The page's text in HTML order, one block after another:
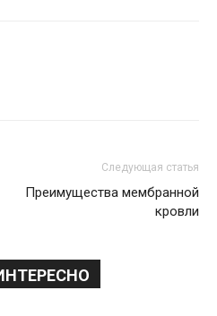
Следующая статья
Преимущества мембранной
кровли